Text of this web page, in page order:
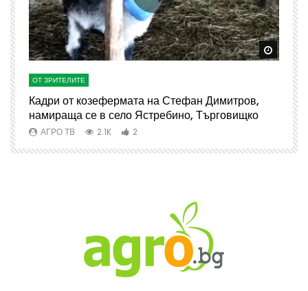
Watch Later Watch
ОТ ЗРИТЕЛИТЕ
Кадри от козефермата на Стефан Димитров,
намираща се в село Ястребино, Търговищко
АГРО ТВ 2.1K 2